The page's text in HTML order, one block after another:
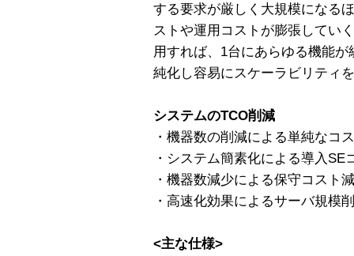
する要求が厳しく大規模になる
ストや運用コストが膨張してい
用すれば、1台にあらゆる機能
純化し容易にスケーラビリティ
システムのTCO削減
・機器数の削減による単純なコ
・システム簡素化による導入SE
・機器数減少による保守コスト減
・高速化効果によるサーバ規模
<主な仕様>